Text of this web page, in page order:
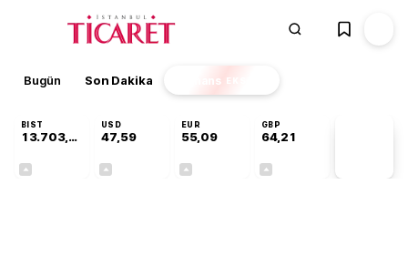
Bugün Son Dakika Finans EKSTRA
BIST
13.703,13
USD
47,59
EUR
55,09
GBP
64,21